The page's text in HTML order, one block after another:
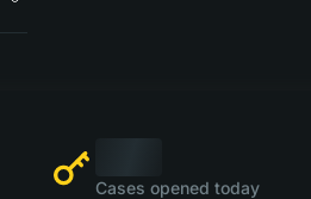
Cases opened today